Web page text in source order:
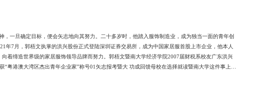
一旦确定目标，便会矢志地向其努力。二十多岁时，他踏入服饰制造业，成为独当一面的青年创
7月，郭梧文执掌的洪兴股份正式登陆深圳证券交易所，成为中国家居服首股上市企业，他本人
着缔造世界级的家居服饰领导品牌而努力。郭梧文暨南大学经济学院2007届财税系校友广东洪兴
粤港澳大湾区杰出青年企业家”称号01矢志报考暨大 功成回馈母校在选择就读暨南大学这件事上，